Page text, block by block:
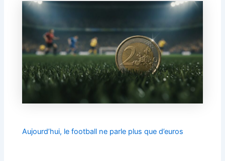
Aujourd’hui, le football ne parle plus que d’euros